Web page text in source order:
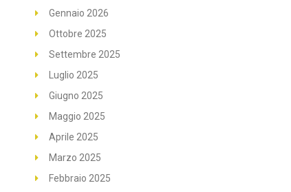
Gennaio 2026
Ottobre 2025
Settembre 2025
Luglio 2025
Giugno 2025
Maggio 2025
Aprile 2025
Marzo 2025
Febbraio 2025